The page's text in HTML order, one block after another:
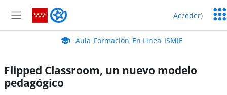
Panel lateral
Aula_Formación_En Línea_ISMIE Acceder)
Aula Virtual de EducaMadrid:
Aula_Formación_En Línea_ISMIE
Flipped Classroom, un nuevo modelo
pedagógico